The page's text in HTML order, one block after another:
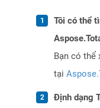
Tôi có thể
Bạn có thể
tại
Định dạng